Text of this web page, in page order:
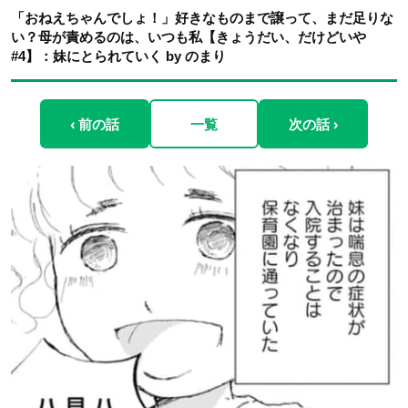
「おねえちゃんでしょ！」好きなものまで譲って、まだ足りな
い？母が責めるのは、いつも私【きょうだい、だけどいや
#4】：妹にとられていく by のまり
‹ 前の話 一覧 次の話 ›